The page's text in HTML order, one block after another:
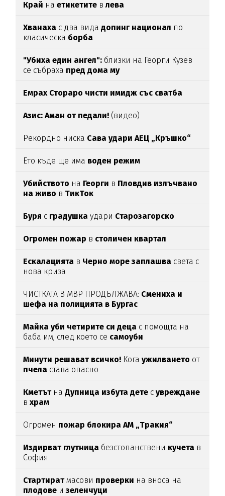
Край наетикетите влева
Хванаха с два видадопинг национал по
класическа борба
"Убиха един ангел": близки на Георги Кузев
се събраха пред дома му
Емрах Стораро чисти имидж със сватба
Азис: Аман от педали! (видео)
Рекордно ниска Сава удари АЕЦ „Кръшко“
Ето къде ще има воден режим
Убийството на Георги в Пловдив излъчвано
на живо в ТикТок
Буря с градушкаудари Старозагорско
Огромен пожар в столичен квартал
Ескалацията в Черно море заплашва света с
нова криза
ЧИСТКАТА В МВР ПРОДЪЛЖАВА: Смениха и
шефа на полицията в Бургас
Майка уби четирите си деца с помощта на
баба им, след което се самоуби
Минути решават всичко! Когаужилването от
пчела става опасно
Кметът наДупница избута дете сувреждане
вхрам
Огромен пожар блокира АМ „Тракия“
Издирват глутница безстопанствени кучета в
София
Стартиратмасови проверки на вноса на
плодове и зеленчуци